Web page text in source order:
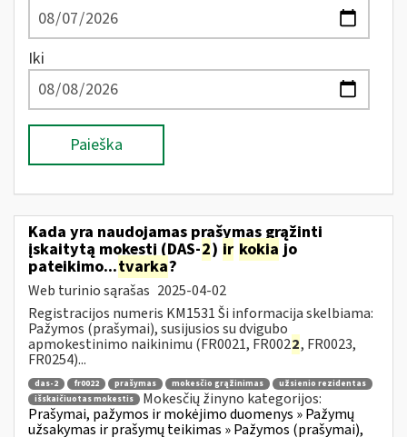
Iki
Paieška
Kada yra naudojamas prašymas grąžinti
įskaitytą mokestį (DAS-2) ir kokia jo
pateikimo...tvarka?
Web turinio sąrašas 2025-04-02
Registracijos numeris KM1531 Ši informacija skelbiama:
Pažymos (prašymai), susijusios su dvigubo
apmokestinimo naikinimu (FR0021, FR0022, FR0023,
FR0254)...
das-2 fr0022 prašymas mokesčio grąžinimas
užsienio rezidentas
išskaičiuotas mokestis
Mokesčių žinyno kategorijos:
Prašymai, pažymos ir mokėjimo duomenys » Pažymų
užsakymas ir prašymų teikimas » Pažymos (prašymai),